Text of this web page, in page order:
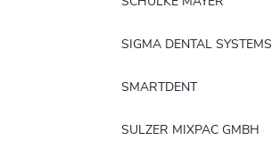
SIGMA DENTAL SYSTEMS
SMARTDENT
SULZER MIXPAC GMBH